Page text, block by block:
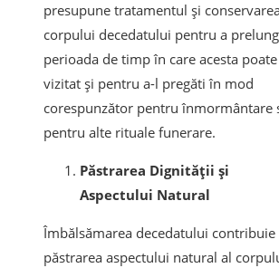
presupune tratamentul și
corpului decedatului pentru a
perioada de timp în care acesta
vizitat și pentru a-l pregăti în mod
corespunzător pentru înmormântare
pentru alte rituale funerare.
Păstrarea Dignității și
Aspectului Natural
Îmbălsămarea decedatului contribuie
păstrarea aspectului natural al